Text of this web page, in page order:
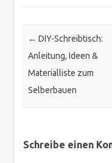
Nachnavigation
← DIY-Schreibtisch:
Anleitung, Ideen &
Materialliste zum
Selberbauen
Schreibe einen